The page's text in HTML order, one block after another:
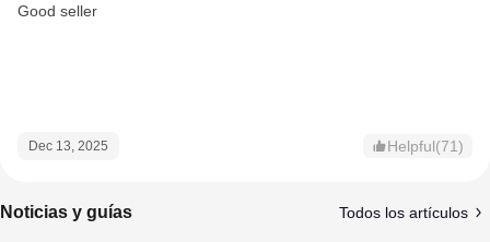
Good seller
Dec 13, 2025 Helpful(71)
Noticias y guías Todos los artículos